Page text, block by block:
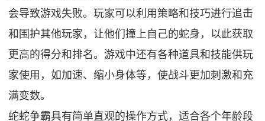
会导致游戏失败。玩家可以利用策略和技巧进行追击
和围护其他玩家，让他们撞上自己的蛇身，以此获取
更高的得分和排名。游戏中还有各种道具和技能供玩
家使用，如加速、缩小身体等，使战斗更加刺激和充
满变数。
蛇蛇争霸具有简单直观的操作方式，适合各个年龄段